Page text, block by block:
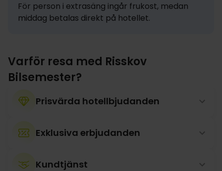
För person i extrasäng ingår frukost, medan
middag betalas direkt på hotellet.
Varför resa med Risskov
Bilsemester?
Prisvärda hotellbjudanden
Exklusiva erbjudanden
Kundtjänst